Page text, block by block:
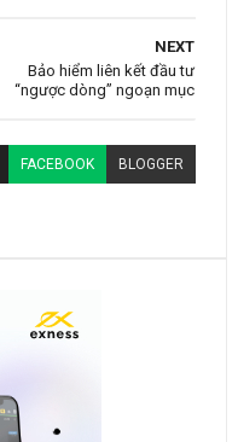
NEXT
Bảo hiểm liên kết đầu tư
“ngược dòng” ngoạn mục
FACEBOOK BLOGGER